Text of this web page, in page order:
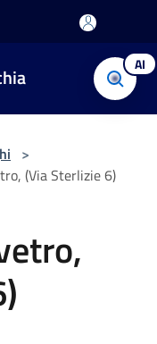
AI
>
(Via Sterlizie 6)